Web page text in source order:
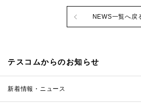
NEWS一覧へ戻
テスコムからのお知らせ
新着情報・ニュース